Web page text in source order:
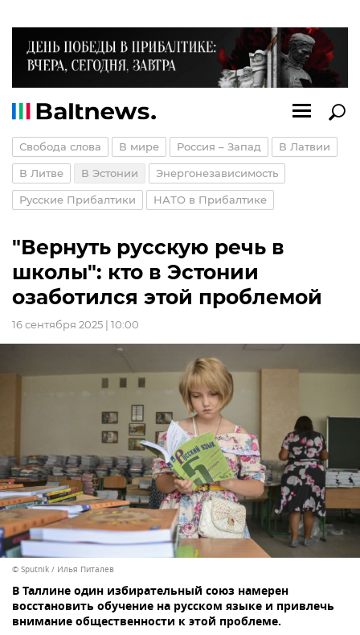
Свобода слова В мире Россия – Запад В Латвии
В Литве В Эстонии Энергонезависимость
Русские Прибалтики НАТО в Прибалтике
"Вернуть русскую речь в
школы": кто в Эстонии
озаботился этой проблемой
16 сентября 2025 | 10:00
© Sputnik / Илья Питалев
В Таллине один избирательный союз намерен
восстановить обучение на русском языке и привлечь
внимание общественности к этой проблеме.